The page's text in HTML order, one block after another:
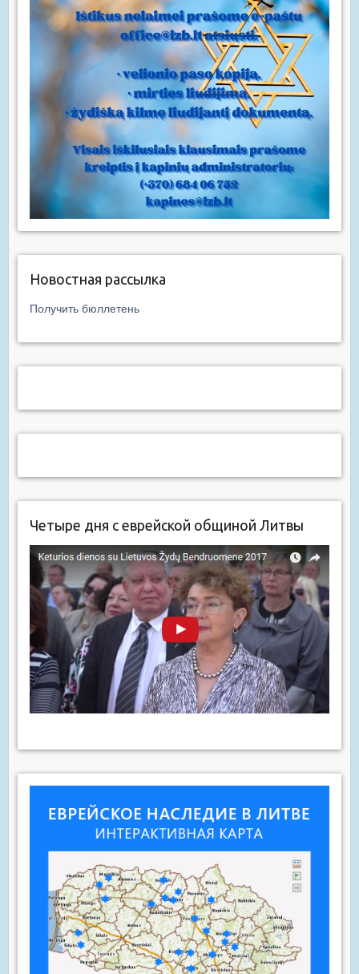
Новостная рассылка
Получить бюллетень
Четыре дня с еврейской общиной Литвы